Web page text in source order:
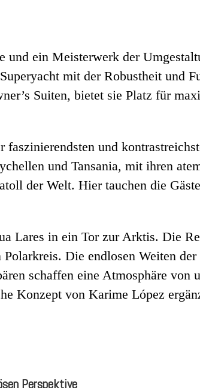
ein Meisterwerk der
mit der Robustheit
Suiten, bietet sie Platz für
und
und Tansania, mit ihren
der Welt. Hier tauchen die
Lares in ein Tor zur Arktis. Die
Die endlosen Weiten
schaffen eine Atmosphäre
Konzept von Karime López
Perspektive